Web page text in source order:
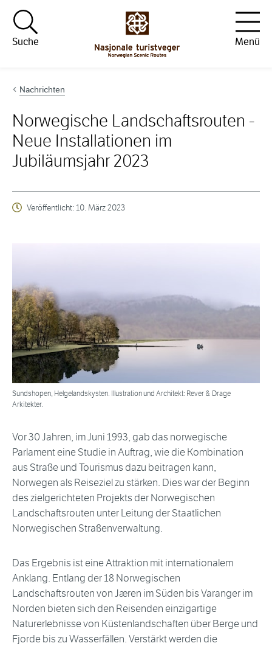
Hopp til innhold
Suche
Menü
Nachrichten
Norwegische Landschaftsrouten -
Neue Installationen im
Jubiläumsjahr 2023
Veröffentlicht:10. März 2023
Sundshopen, Helgelandskysten. Illustration und Architekt: Rever & Drage
Arkitekter.
Vor 30 Jahren, im Juni 1993, gab das norwegische
Parlament eine Studie in Auftrag, wie die Kombination
aus Straße und Tourismus dazu beitragen kann,
Norwegen als Reiseziel zu stärken. Dies war der Beginn
des zielgerichteten Projekts der Norwegischen
Landschaftsrouten unter Leitung der Staatlichen
Norwegischen Straßenverwaltung.
Das Ergebnis ist eine Attraktion mit internationalem
Anklang. Entlang der 18 Norwegischen
Landschaftsrouten von Jæren im Süden bis Varanger im
Norden bieten sich den Reisenden einzigartige
Naturerlebnisse von Küstenlandschaften über Berge und
Fjorde bis zu Wasserfällen. Verstärkt werden die